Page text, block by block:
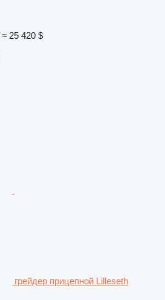
≈ 25 420 $
грейдер прицепной Lilleseth